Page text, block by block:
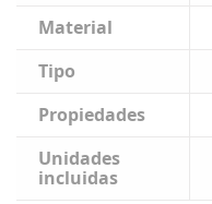
Material
Tipo
Propiedades
Unidades
incluidas